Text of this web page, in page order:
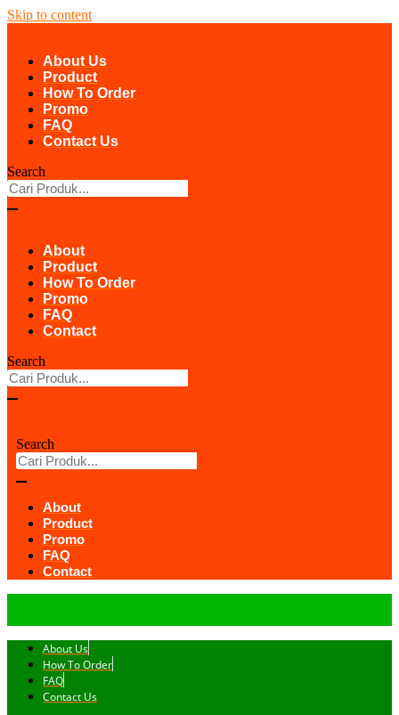
Skip to content
About Us
Product
How To Order
Promo
FAQ
Contact Us
Search
About
Product
How To Order
Promo
FAQ
Contact
Search
Search
About
Product
Promo
FAQ
Contact
About Us
How To Order
FAQ
Contact Us